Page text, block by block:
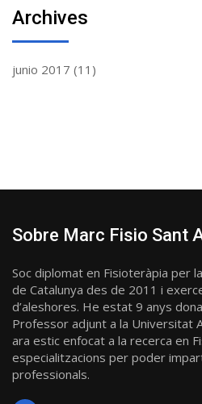
Archives
junio 2017 (11)
Sobre Marc Fisio Sant
Soc diplomat en Fisioteràpia per
de Catalunya des de 2011 i
d’aleshores. He estat 9 anys
Professor adjunt a la Universitat
ara estic enfocat a la recerca en
especialitzacions per poder
professionals.